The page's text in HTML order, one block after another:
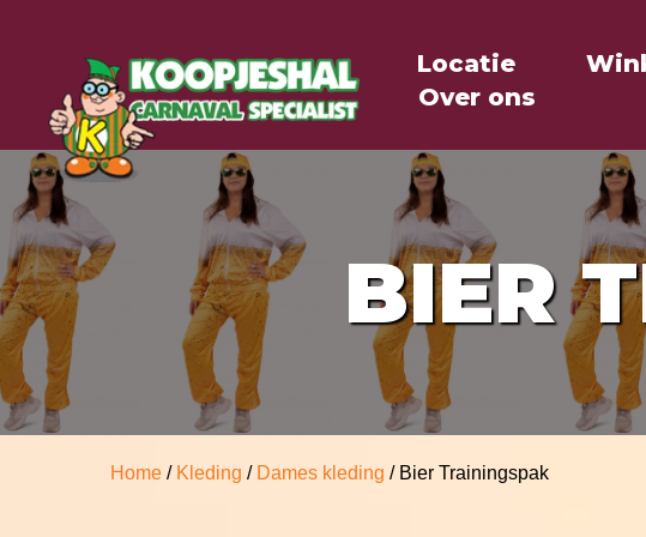
Locatie
Over ons
BIER
Home / Kleding / Dames kleding / Bier Trainingspak